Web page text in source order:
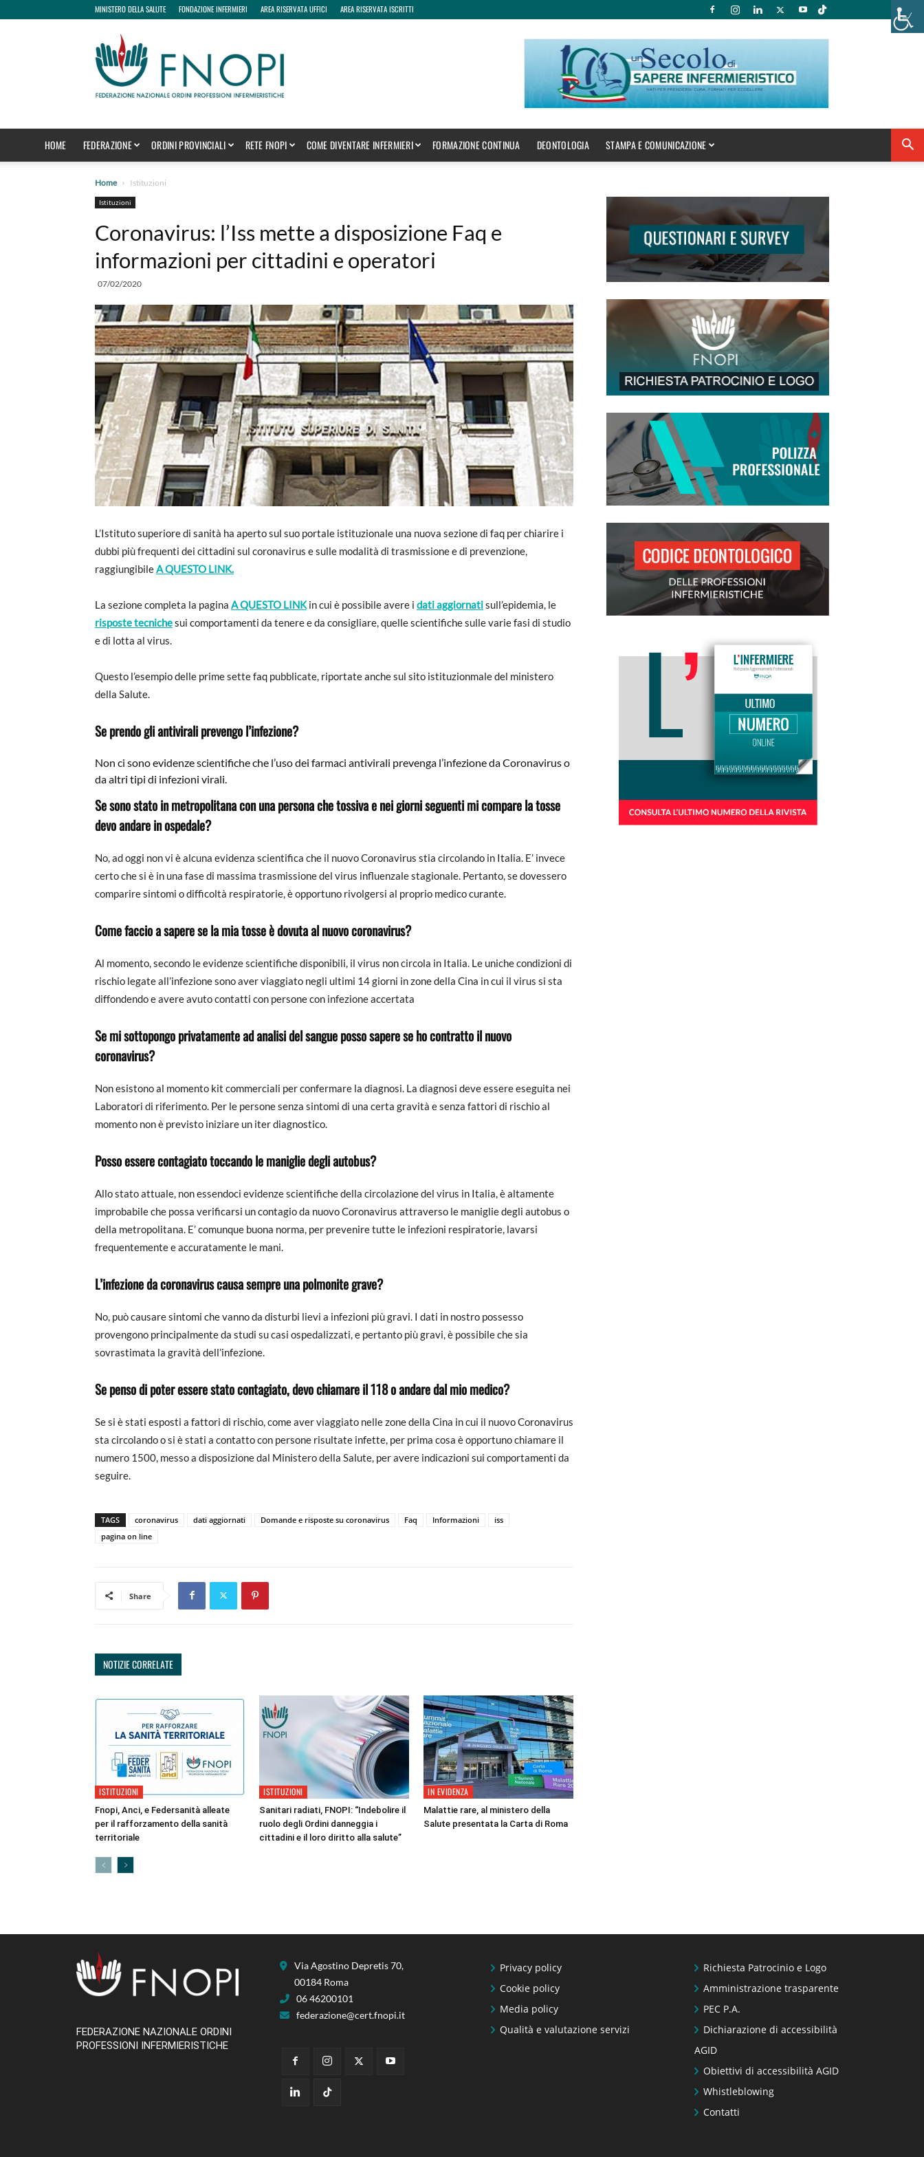
MINISTERO DELLA SALUTE FONDAZIONE INFERMIERI AREA RISERVATA UFFICI AREA RISERVATA ISCRITTI
HOME FEDERAZIONE ORDINI PROVINCIALI RETE FNOPI COME DIVENTARE INFERMIERI FORMAZIONE CONTINUA DEONTOLOGIA STAMPA E COMUNICAZIONE
Home Istituzioni
Istituzioni
Coronavirus: l’Iss mette a disposizione Faq e
informazioni per cittadini e operatori
07/02/2020
L’Istituto superiore di sanità ha aperto sul suo portale istituzionale una nuova sezione di faq per chiarire i
dubbi più frequenti dei cittadini sul coronavirus e sulle modalità di trasmissione e di prevenzione,
raggiungibileA QUESTO LINK.
La sezione completa la pagina A QUESTO LINKin cui è possibile avere i dati aggiornatisull’epidemia, le
risposte tecnichesui comportamenti da tenere e da consigliare, quelle scientifiche sulle varie fasi di studio
e di lotta al virus.
Questo l’esempio delle prime sette faq pubblicate, riportate anche sul sito istituzionmale del ministero
della Salute.
Se prendo gli antivirali prevengo l’infezione?
Non ci sono evidenze scientifiche che l’uso dei farmaci antivirali prevenga l’infezione da Coronavirus o
da altri tipi di infezioni virali.
Se sono stato in metropolitana con una persona che tossiva e nei giorni seguenti mi compare la tosse
devo andare in ospedale?
No, ad oggi non vi è alcuna evidenza scientifica che il nuovo Coronavirus stia circolando in Italia. E’ invece
certo che si è in una fase di massima trasmissione del virus influenzale stagionale. Pertanto, se dovessero
comparire sintomi o difficoltà respiratorie, è opportuno rivolgersi al proprio medico curante.
Come faccio a sapere se la mia tosse è dovuta al nuovo coronavirus?
Al momento, secondo le evidenze scientifiche disponibili, il virus non circola in Italia. Le uniche condizioni di
rischio legate all’infezione sono aver viaggiato negli ultimi 14 giorni in zone della Cina in cui il virus si sta
diffondendo e avere avuto contatti con persone con infezione accertata
Se mi sottopongo privatamente ad analisi del sangue posso sapere se ho contratto il nuovo
coronavirus?
Non esistono al momento kit commerciali per confermare la diagnosi. La diagnosi deve essere eseguita nei
Laboratori di riferimento. Per le persone senza sintomi di una certa gravità e senza fattori di rischio al
momento non è previsto iniziare un iter diagnostico.
Posso essere contagiato toccando le maniglie degli autobus?
Allo stato attuale, non essendoci evidenze scientifiche della circolazione del virus in Italia, è altamente
improbabile che possa verificarsi un contagio da nuovo Coronavirus attraverso le maniglie degli autobus o
della metropolitana. E’ comunque buona norma, per prevenire tutte le infezioni respiratorie, lavarsi
frequentemente e accuratamente le mani.
L’infezione da coronavirus causa sempre una polmonite grave?
No, può causare sintomi che vanno da disturbi lievi a infezioni più gravi. I dati in nostro possesso
provengono principalmente da studi su casi ospedalizzati, e pertanto più gravi, è possibile che sia
sovrastimata la gravità dell’infezione.
Se penso di poter essere stato contagiato, devo chiamare il 118 o andare dal mio medico?
Se si è stati esposti a fattori di rischio, come aver viaggiato nelle zone della Cina in cui il nuovo Coronavirus
sta circolando o si è stati a contatto con persone risultate infette, per prima cosa è opportuno chiamare il
numero 1500, messo a disposizione dal Ministero della Salute, per avere indicazioni sui comportamenti da
seguire.
TAGS coronavirus dati aggiornati Domande e risposte su coronavirus Faq Informazioni
iss
pagina on line
Share
NOTIZIE CORRELATE
ISTITUZIONI
Fnopi, Anci, e Federsanità alleate
per il rafforzamento della sanità
territoriale
ISTITUZIONI
Sanitari radiati, FNOPI: “Indebolire il
ruolo degli Ordini danneggia i
cittadini e il loro diritto alla salute”
IN EVIDENZA
Malattie rare, al ministero della
Salute presentata la Carta di Roma
FEDERAZIONE NAZIONALE ORDINI
PROFESSIONI INFERMIERISTICHE
Via Agostino Depretis 70,
00184 Roma
06 46200101
federazione@cert.fnopi.it
Privacy policy
Cookie policy
Media policy
Qualità e valutazione servizi
Richiesta Patrocinio e Logo
Amministrazione trasparente
PEC P.A.
Dichiarazione di accessibilità
AGID
Obiettivi di accessibilità AGID
Whistleblowing
Contatti